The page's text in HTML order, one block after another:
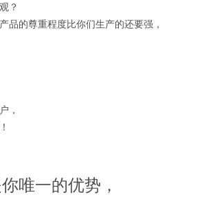
？
品的尊重程度比你们生产的还要强，
，
唯一的优势，